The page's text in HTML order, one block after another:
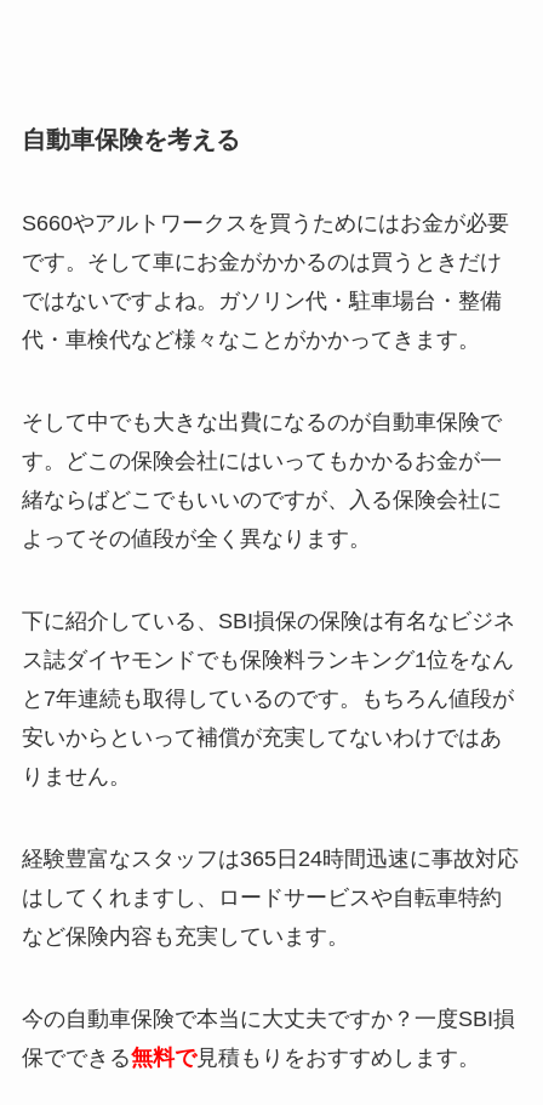
自動車保険を考える
S660やアルトワークスを買うためにはお金が必要
です。そして車にお金がかかるのは買うときだけ
ではないですよね。ガソリン代・駐車場台・整備
代・車検代など様々なことがかかってきます。
そして中でも大きな出費になるのが自動車保険で
す。どこの保険会社にはいってもかかるお金が一
緒ならばどこでもいいのですが、入る保険会社に
よってその値段が全く異なります。
下に紹介している、SBI損保の保険は有名なビジネ
ス誌ダイヤモンドでも保険料ランキング1位をなん
と7年連続も取得しているのです。もちろん値段が
安いからといって補償が充実してないわけではあ
りません。
経験豊富なスタッフは365日24時間迅速に事故対応
はしてくれますし、ロードサービスや自転車特約
など保険内容も充実しています。
今の自動車保険で本当に大丈夫ですか？一度SBI損
保でできる無料で見積もりをおすすめします。